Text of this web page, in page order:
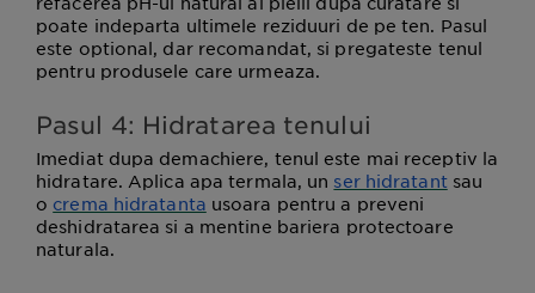
poate indeparta ultimele reziduuri de pe ten. Pasul
este optional, dar recomandat, si pregateste tenul
pentru produsele care urmeaza.
Pasul 4: Hidratarea tenului
Imediat dupa demachiere, tenul este mai receptiv la
hidratare. Aplica apa termala, un ser hidratantsau
o crema hidratanta usoara pentru a preveni
deshidratarea si a mentine bariera protectoare
naturala.